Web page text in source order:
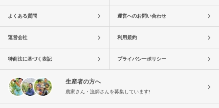
よくある質問 運営へのお問い合わせ
運営会社 利用規約
特商法に基づく表記 プライバシーポリシー
生産者の方へ
農家さん・漁師さんを募集しています!